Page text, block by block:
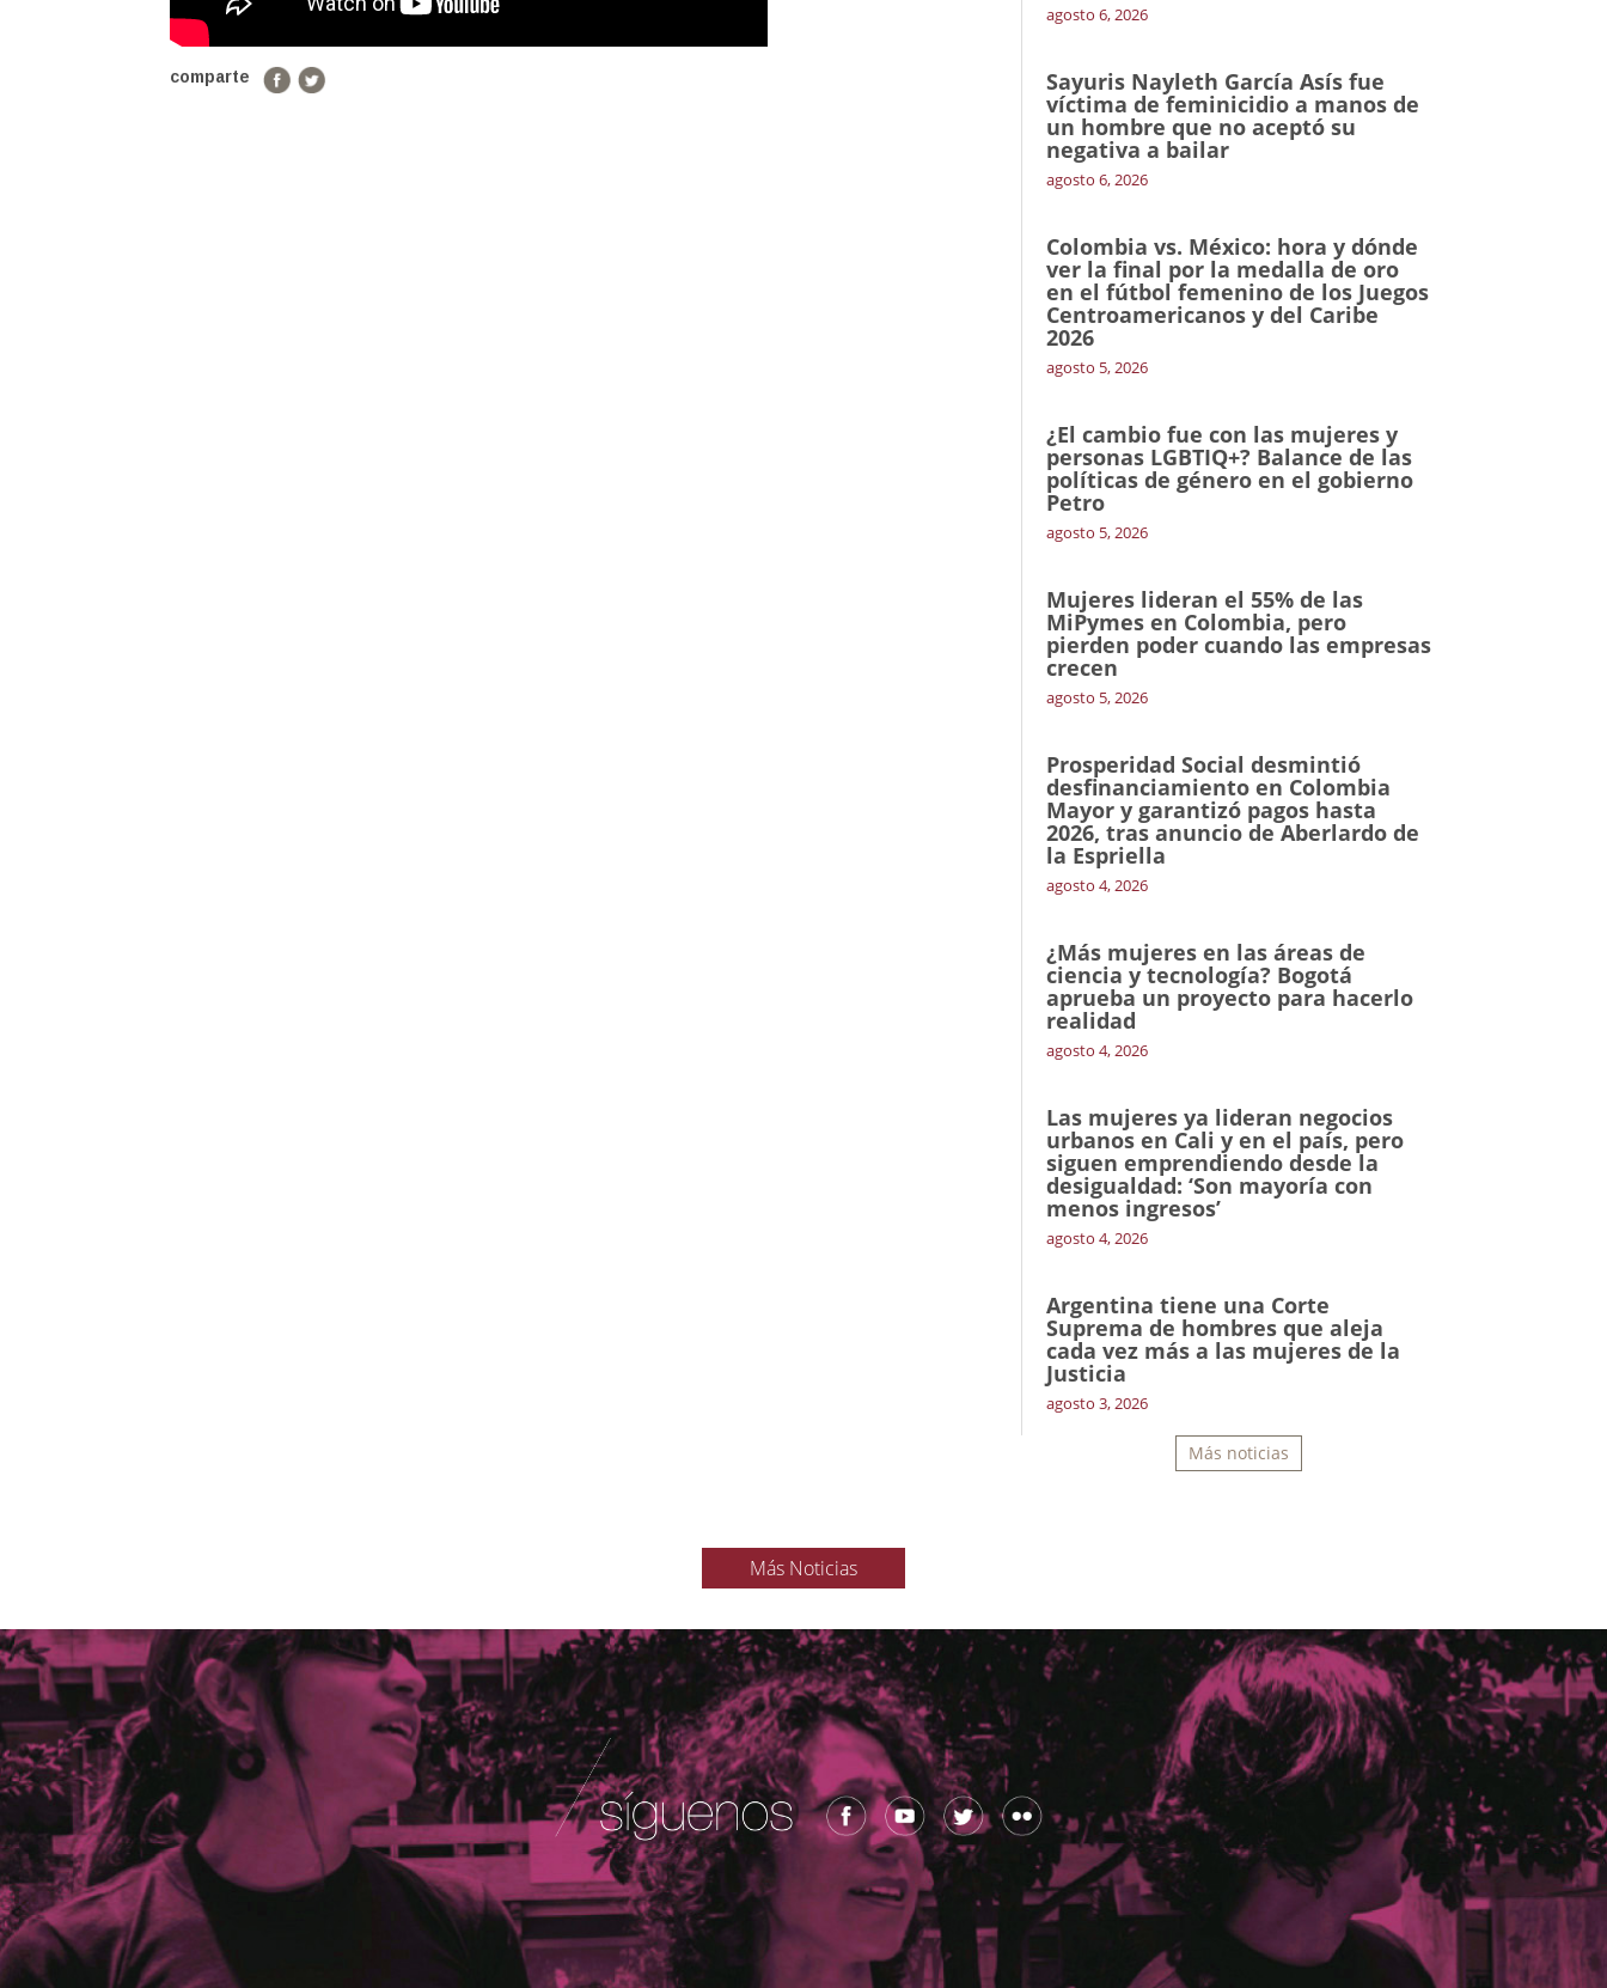
comparte
agosto 6, 2026
Sayuris Nayleth García Asís fue
víctima de feminicidio a manos de
un hombre que no aceptó su
negativa a bailar
agosto 6, 2026
Colombia vs. México: hora y dónde
ver la final por la medalla de oro
en el fútbol femenino de los Juegos
Centroamericanos y del Caribe
2026
agosto 5, 2026
¿El cambio fue con las mujeres y
personas LGBTIQ+? Balance de las
políticas de género en el gobierno
Petro
agosto 5, 2026
Mujeres lideran el 55% de las
MiPymes en Colombia, pero
pierden poder cuando las empresas
crecen
agosto 5, 2026
Prosperidad Social desmintió
desfinanciamiento en Colombia
Mayor y garantizó pagos hasta
2026, tras anuncio de Aberlardo de
la Espriella
agosto 4, 2026
¿Más mujeres en las áreas de
ciencia y tecnología? Bogotá
aprueba un proyecto para hacerlo
realidad
agosto 4, 2026
Las mujeres ya lideran negocios
urbanos en Cali y en el país, pero
siguen emprendiendo desde la
desigualdad: ‘Son mayoría con
menos ingresos’
agosto 4, 2026
Argentina tiene una Corte
Suprema de hombres que aleja
cada vez más a las mujeres de la
Justicia
agosto 3, 2026
Más noticias
Más Noticias